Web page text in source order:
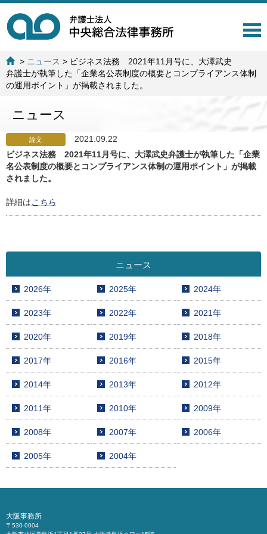
T
l
a
t
> ニュース > ビジネス法務 2021年11月号に、大澤武史
弁護士が執筆した「企業名公表制度の概要とコンプライアンス体制
の運用ポイント」が掲載されました。
ニュース
論文
2021.09.22
ビジネス法務 2021年11月号に、大澤武史弁護士が執筆した「企業
名公表制度の概要とコンプライアンス体制の運用ポイント」が掲載
されました。
詳細はこちら
ニュース
2026年 2025年 2024年
2023年 2022年 2021年
2020年 2019年 2018年
2017年 2016年 2015年
2014年 2013年 2012年
2011年 2010年 2009年
2008年 2007年 2006年
2005年 2004年
大阪事務所
〒530-0004